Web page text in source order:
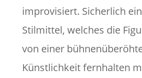
improvisiert. Sicherlich
Stilmittel, welches die
von einer
Künstlichkeit fernhalten